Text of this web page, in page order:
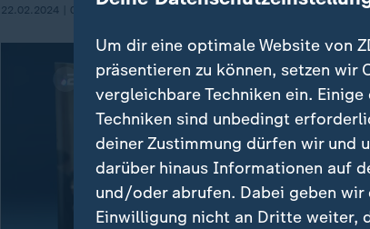
22.02.2024 | 00:45
Um dir eine optimale Website von
präsentieren zu können, setzen wir
vergleichbare Techniken ein.
Techniken sind unbedingt
deiner Zustimmung dürfen wir und
darüber hinaus Informationen auf
und/oder abrufen. Dabei geben wir
Einwilligung nicht an Dritte weiter,